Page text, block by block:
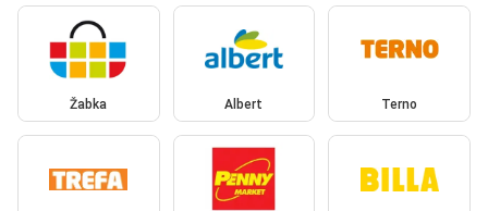
Žabka Albert Terno